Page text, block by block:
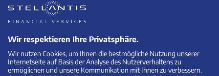
Leapmotor T03
Kilometer-Leasing (Privat)
4.600,00 €
Monatliche Leasingrate: 49,00
€
Raten: 36
Fahrleistung / Jahr: 10.000 km/Jahr